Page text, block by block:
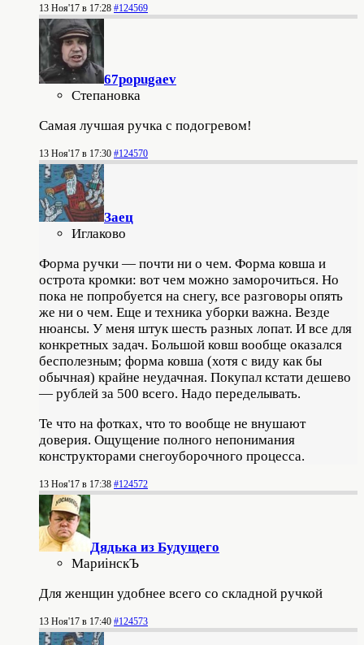
13 Ноя'17 в 17:28 #124569
67popugaev
Степановка
Самая лучшая ручка с подогревом!
13 Ноя'17 в 17:30 #124570
Заец
Иглаково
Форма ручки — почти ни о чем. Форма ковша и
острота кромки: вот чем можно заморочиться. Но
пока не попробуется на снегу, все разговоры опять
же ни о чем. Еще и техника уборки важна. Везде
нюансы. У меня штук шесть разных лопат. И все для
конкретных задач. Большой ковш вообще оказался
бесполезным; форма ковша (хотя с виду как бы
обычная) крайне неудачная. Покупал кстати дешево
— рублей за 500 всего. Надо переделывать.
Те что на фотках, что то вообще не внушают
доверия. Ощущение полного непонимания
конструкторами снегоуборочного процесса.
13 Ноя'17 в 17:38 #124572
Дядька из Будущего
МариiнскЪ
Для женщин удобнее всего со складной ручкой
13 Ноя'17 в 17:40 #124573